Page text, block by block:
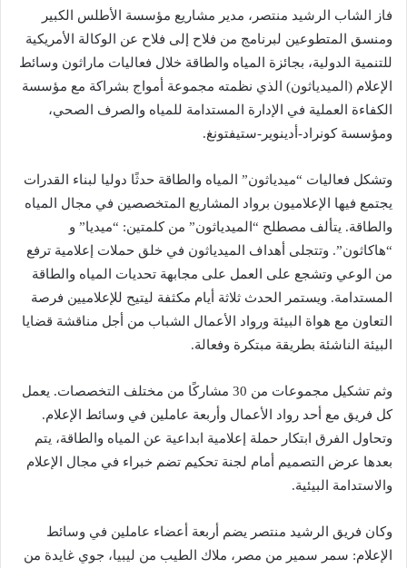
فاز الشاب الرشيد منتصر، مدير مشاريع مؤسسة الأطلس الكبير
ومنسق المتطوعين لبرنامج من فلاح إلى فلاح عن الوكالة الأمريكية
للتنمية الدولية، بجائزة المياه والطاقة خلال فعاليات ماراثون وسائط
الإعلام (الميدياثون) الذي نظمته مجموعة أمواج بشراكة مع مؤسسة
الكفاءة العملية في الإدارة المستدامة للمياه والصرف الصحي،
ومؤسسة كونراد-أدينوير-ستيفتونغ.
وتشكل فعاليات “ميدياثون” المياه والطاقة حدثًا دوليا لبناء القدرات
يجتمع فيها الإعلاميون برواد المشاريع المتخصصين في مجال المياه
والطاقة. يتألف مصطلح “الميدياثون” من كلمتين: “ميديا” و
“هاكاثون”. وتتجلى أهداف الميدياثون في خلق حملات إعلامية ترفع
من الوعي وتشجع على العمل على مجابهة تحديات المياه والطاقة
المستدامة. ويستمر الحدث ثلاثة أيام مكثفة ليتيح للإعلاميين فرصة
التعاون مع هواة البيئة ورواد الأعمال الشباب من أجل مناقشة قضايا
البيئة الناشئة بطريقة مبتكرة وفعالة.
وثم تشكيل مجموعات من 30 مشاركًا من مختلف التخصصات. يعمل
كل فريق مع أحد رواد الأعمال وأربعة عاملين في وسائط الإعلام.
وتحاول الفرق ابتكار حملة إعلامية ابداعية عن المياه والطاقة، يتم
بعدها عرض التصميم أمام لجنة تحكيم تضم خبراء في مجال الإعلام
والاستدامة البيئية.
وكان فريق الرشيد منتصر يضم أربعة أعضاء عاملين في وسائط
الإعلام: سمر سمير من مصر، ملاك الطيب من ليبيا، جوي غايدة من